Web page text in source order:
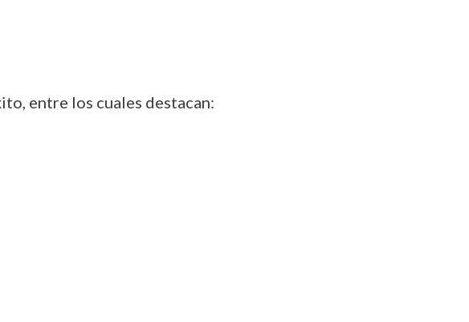
entre los cuales destacan: